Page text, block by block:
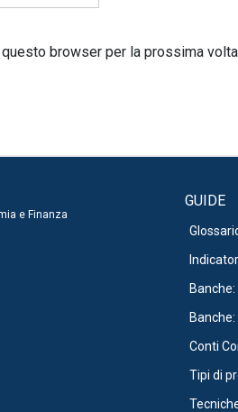
browser per la prossima
e Finanza
GUIDE
Conti
Tipi di